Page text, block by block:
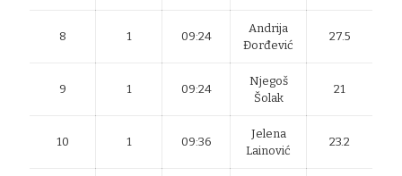
8 1 09:24
Andrija
Đorđević
27.5
9 1 09:24
Njegoš
Šolak
21
10 1 09:36
Jelena
Lainović
23.2